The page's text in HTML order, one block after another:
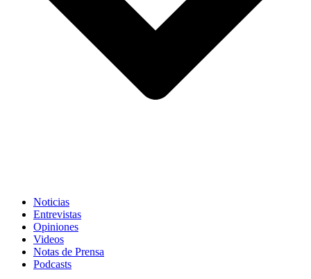
Noticias
Entrevistas
Opiniones
Videos
Notas de Prensa
Podcasts